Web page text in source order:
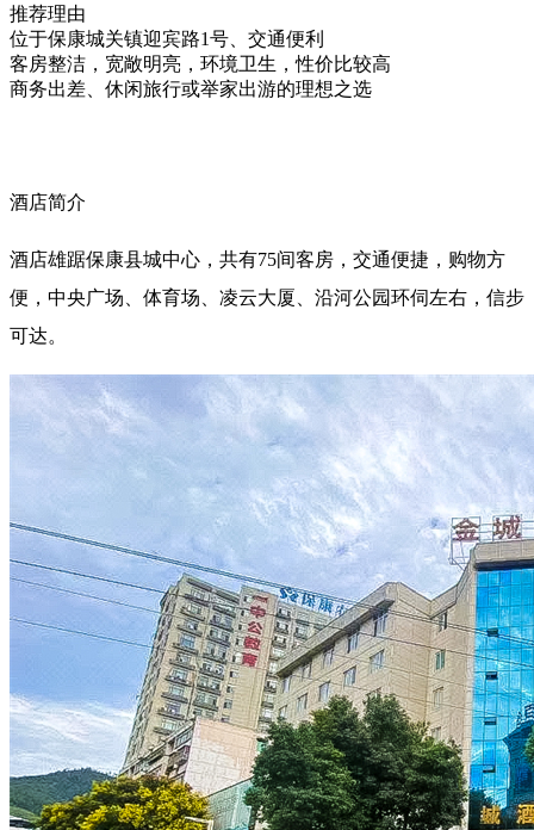
推荐理由
位于保康城关镇迎宾路1号、交通便利
客房整洁，宽敞明亮，环境卫生，性价比较高
商务出差、休闲旅行或举家出游的理想之选
酒店简介
酒店雄踞保康县城中心，共有75间客房，交通便捷，购物方
便，中央广场、体育场、凌云大厦、沿河公园环伺左右，信步
可达。